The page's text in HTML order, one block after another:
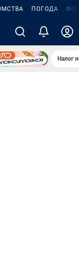
ПОГОДА
Налог